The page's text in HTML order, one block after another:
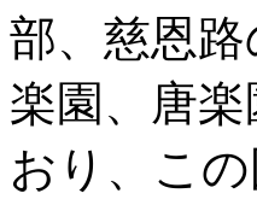
部、慈恩
楽園、唐
おり、こ